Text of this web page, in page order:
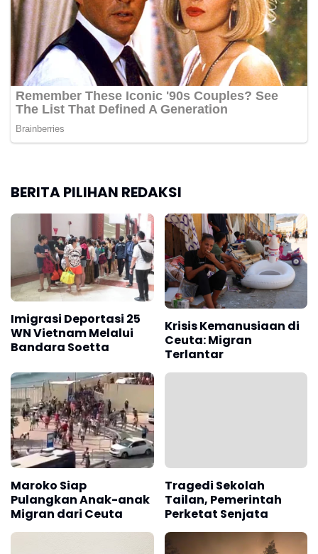
BERITA PILIHAN REDAKSI
Imigrasi Deportasi 25
WN Vietnam Melalui
Bandara Soetta
Krisis Kemanusiaan di
Ceuta: Migran
Terlantar
Maroko Siap
Pulangkan Anak-anak
Migran dari Ceuta
Tragedi Sekolah
Tailan, Pemerintah
Perketat Senjata